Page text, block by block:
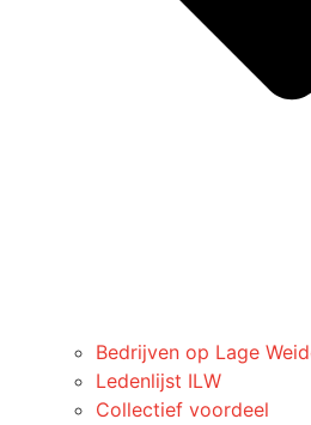
Bedrijven op Lage
Ledenlijst ILW
Collectief voordeel